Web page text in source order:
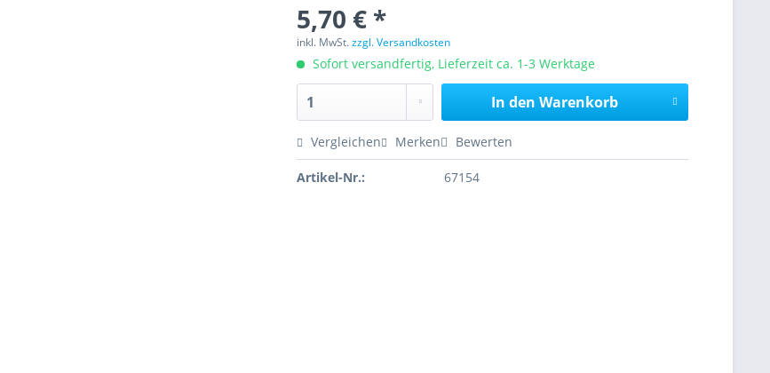
5,70 € *
inkl. MwSt.zzgl. Versandkosten
Sofort versandfertig, Lieferzeit ca. 1-3 Werktage
In den Warenkorb
Vergleichen Merken Bewerten
Artikel-Nr.: 67154